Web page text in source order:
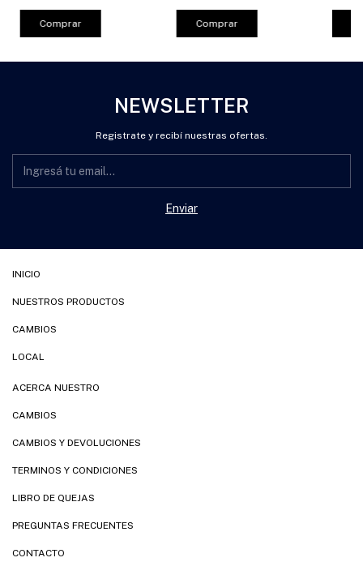
Comprar Comprar
NEWSLETTER
Registrate y recibí nuestras ofertas.
INICIO
NUESTROS PRODUCTOS
CAMBIOS
LOCAL
ACERCA NUESTRO
CAMBIOS
CAMBIOS Y DEVOLUCIONES
TERMINOS Y CONDICIONES
LIBRO DE QUEJAS
PREGUNTAS FRECUENTES
CONTACTO